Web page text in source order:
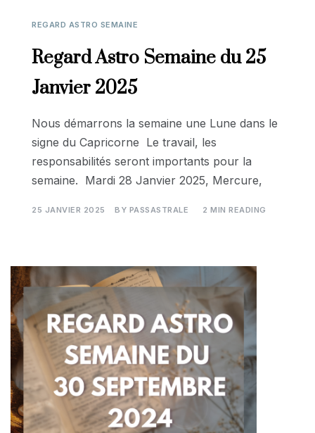
REGARD ASTRO SEMAINE
Regard Astro Semaine du 25
Janvier 2025
Nous démarrons la semaine une Lune dans le
signe du Capricorne Le travail, les
responsabilités seront importants pour la
semaine. Mardi 28 Janvier 2025, Mercure,
25 JANVIER 2025 BY PASSASTRALE 2 MIN READING